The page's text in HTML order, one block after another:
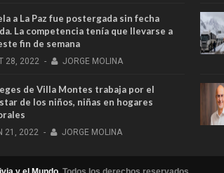
a La Paz fue postergada sin fecha
La competencia tenía que llevarse a
fin de semana
28, 2022 - JORGE MOLINA
de Villa Montes trabaja por el
de los niños, niñas en hogares
21, 2022 - JORGE MOLINA